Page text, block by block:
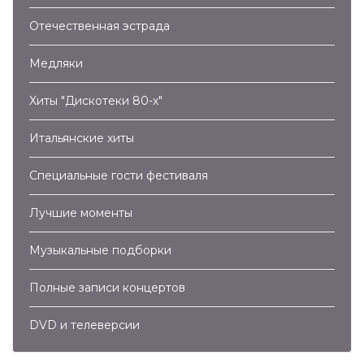
03:27
04:54
C.C.Catch – Megamix (2012)
C.C.Catch – Anniversary Megamix (2015)
C.C.Catch – I Can Lose My Heart Tonight (2016)
Отечественная эстрада
Медляки
Хиты "Дискотеки 80-х"
Итальянские хиты
Специальные гости фестиваля
Лучшие моменты
Музыкальные подборки
Полные записи концертов
DVD и телеверсии